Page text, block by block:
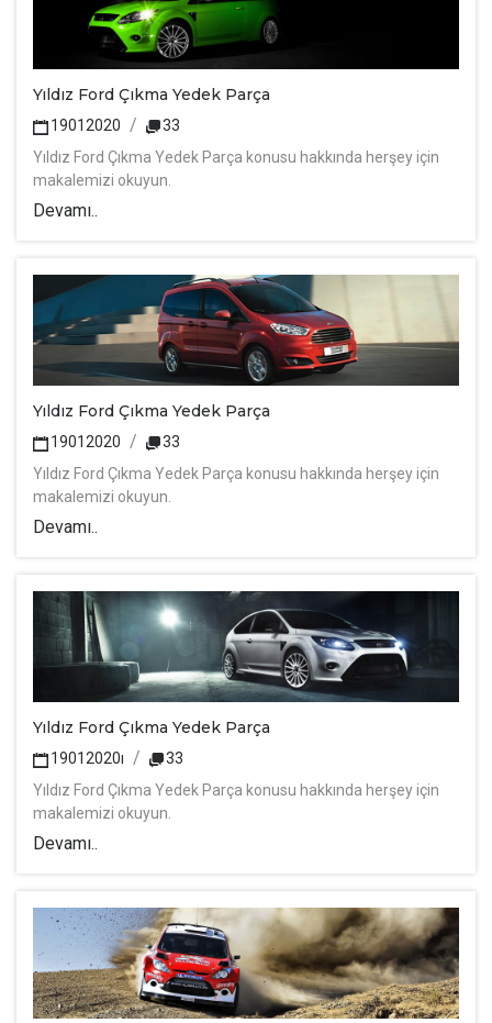
Yıldız Ford Çıkma Yedek Parça
19012020
33
Yıldız Ford Çıkma Yedek Parça konusu hakkında herşey için
makalemizi okuyun.
Devamı..
Yıldız Ford Çıkma Yedek Parça
19012020
33
Yıldız Ford Çıkma Yedek Parça konusu hakkında herşey için
makalemizi okuyun.
Devamı..
Yıldız Ford Çıkma Yedek Parça
19012020ı
33
Yıldız Ford Çıkma Yedek Parça konusu hakkında herşey için
makalemizi okuyun.
Devamı..